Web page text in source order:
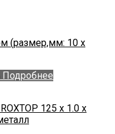
(размер,мм: 10 х
Подробнее
125 x 1.0 x